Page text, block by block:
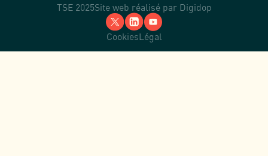
TSE 2025Site web réalisé par Digidop
CookiesLégal